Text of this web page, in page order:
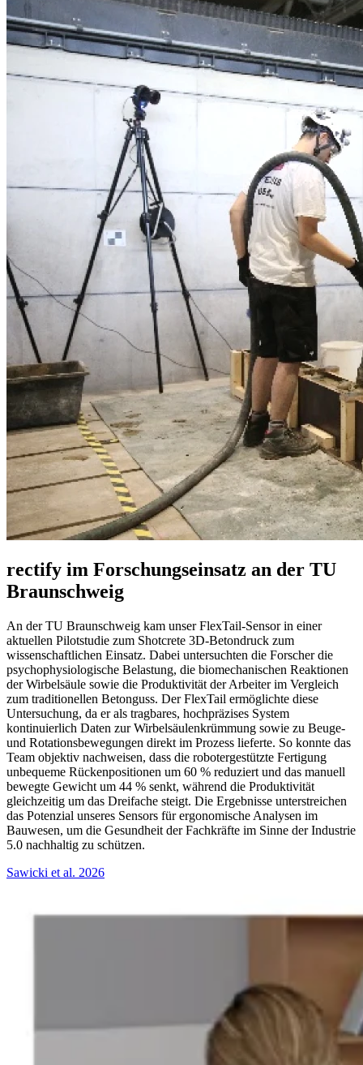
rectify im Forschungseinsatz an der TU
Braunschweig
An der TU Braunschweig kam unser FlexTail-Sensor in einer
aktuellen Pilotstudie zum Shotcrete 3D-Betondruck zum
wissenschaftlichen Einsatz. Dabei untersuchten die Forscher die
psychophysiologische Belastung, die biomechanischen Reaktionen
der Wirbelsäule sowie die Produktivität der Arbeiter im Vergleich
zum traditionellen Betonguss. Der FlexTail ermöglichte diese
Untersuchung, da er als tragbares, hochpräzises System
kontinuierlich Daten zur Wirbelsäulenkrümmung sowie zu Beuge-
und Rotationsbewegungen direkt im Prozess lieferte. So konnte das
Team objektiv nachweisen, dass die robotergestützte Fertigung
unbequeme Rückenpositionen um 60 % reduziert und das manuell
bewegte Gewicht um 44 % senkt, während die Produktivität
gleichzeitig um das Dreifache steigt. Die Ergebnisse unterstreichen
das Potenzial unseres Sensors für ergonomische Analysen im
Bauwesen, um die Gesundheit der Fachkräfte im Sinne der Industrie
5.0 nachhaltig zu schützen.
Sawicki et al. 2026